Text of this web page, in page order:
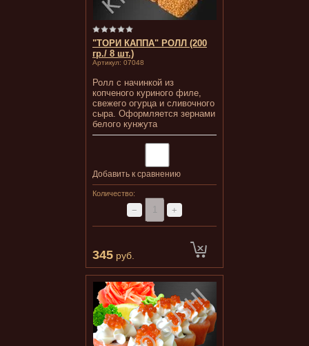
"ТОРИ КАППА" РОЛЛ (200
гр./ 8 шт.)
Артикул: 07048
Ролл с начинкой из
копченого куриного филе,
свежего огурца и сливочного
сыра. Оформляется зернами
белого кунжута
Добавить к сравнению
Количество:
− +
345 руб.